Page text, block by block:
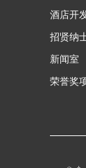
酒店开
招贤纳
新闻室
荣誉奖